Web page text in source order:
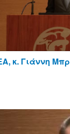
κ. Γιάννη